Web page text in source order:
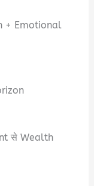
+ Emotional
से Wealth